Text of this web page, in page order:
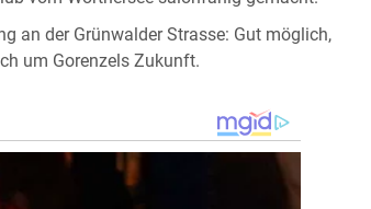
an der Grünwalder Strasse: Gut möglich,
um Gorenzels Zukunft.